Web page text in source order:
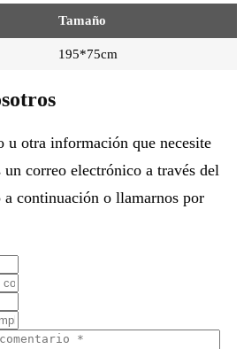
Tamaño
195*75cm
u otra información que necesite
un correo electrónico a través del
continuación o llamarnos por